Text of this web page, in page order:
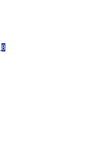
8